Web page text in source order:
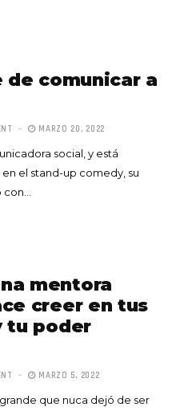
comunicar a
MARZO 20, 2022
social, y está
el stand-up comedy, su
mentora
creer en tus
tu poder
MARZO 5, 2022
que nuca dejó de ser